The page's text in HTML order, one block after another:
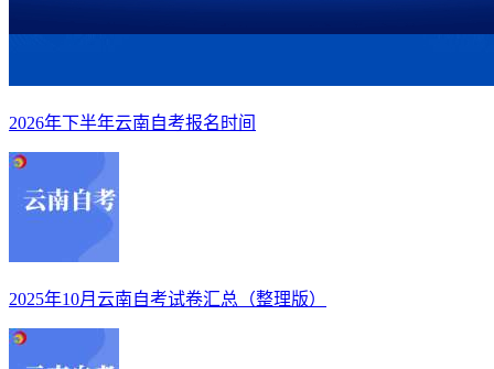
2026年下半年云南自考报名时间
2025年10月云南自考试卷汇总（整理版）